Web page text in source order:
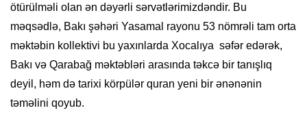
ötürülməli olan ən dəyərli sərvətlərimizdəndir. Bu
məqsədlə, Bakı şəhəri Yasamal rayonu 53 nömrəli tam orta
məktəbin kollektivi bu yaxınlarda Xocalıya səfər edərək,
Bakı və Qarabağ məktəbləri arasında təkcə bir tanışlıq
deyil, həm də tarixi körpülər quran yeni bir ənənənin
təməlini qoyub.